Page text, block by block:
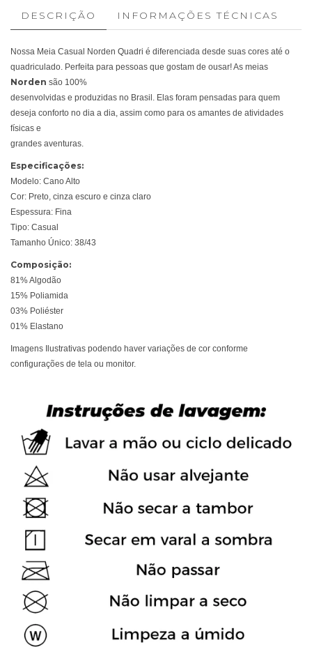
DESCRIÇÃO INFORMAÇÕES TÉCNICAS
Nossa Meia Casual Norden Quadri é diferenciada desde suas cores até o
quadriculado. Perfeita para pessoas que gostam de ousar! As meias
Norden são 100%
desenvolvidas e produzidas no Brasil. Elas foram pensadas para quem
deseja conforto no dia a dia, assim como para os amantes de atividades
físicas e
grandes aventuras.
Especificações:
Modelo: Cano Alto
Cor: Preto, cinza escuro e cinza claro
Espessura: Fina
Tipo: Casual
Tamanho Único: 38/43
Composição:
81% Algodão
15% Poliamida
03% Poliéster
01% Elastano
Imagens Ilustrativas podendo haver variações de cor conforme
configurações de tela ou monitor.